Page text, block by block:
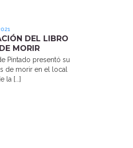
DEL LIBRO
MORIR
Pintado presentó su
de morir en el local
la [...]